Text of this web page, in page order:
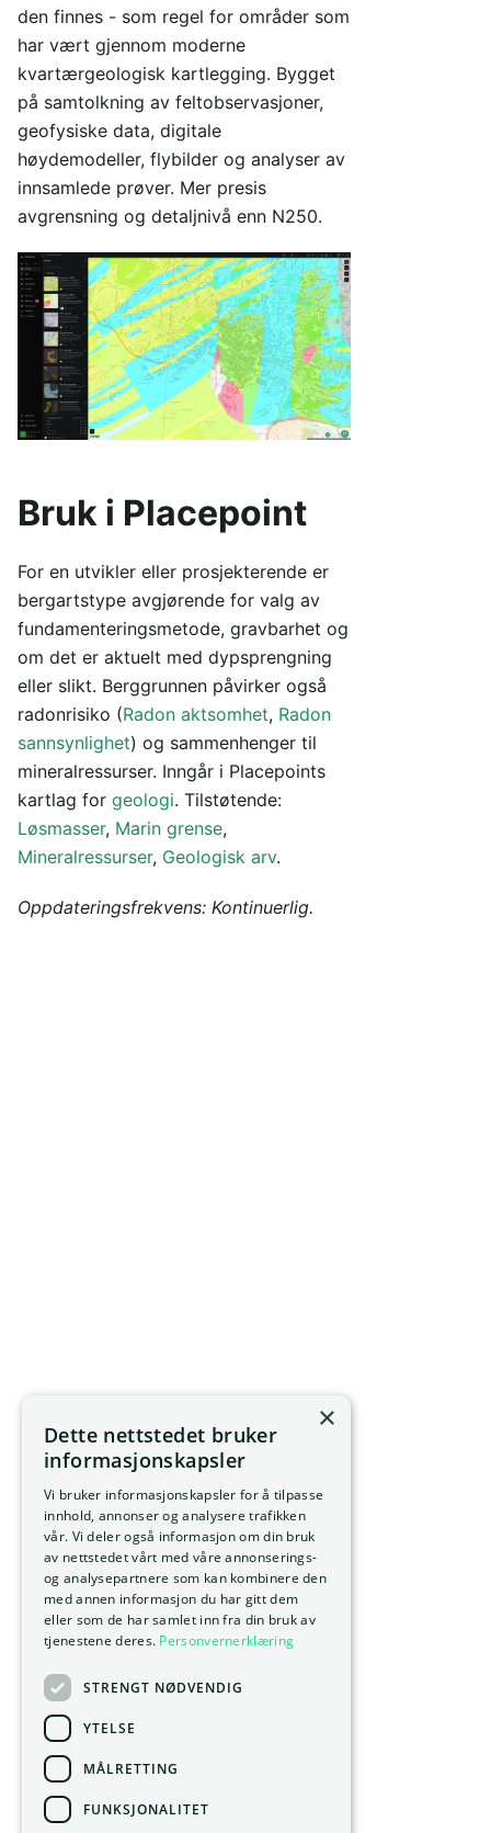
den finnes - som regel for områder som
har vært gjennom moderne
kvartærgeologisk kartlegging. Bygget
på samtolkning av feltobservasjoner,
geofysiske data, digitale
høydemodeller, flybilder og analyser av
innsamlede prøver. Mer presis
avgrensning og detaljnivå enn N250.
Bruk i Placepoint
For en utvikler eller prosjekterende er
bergartstype avgjørende for valg av
fundamenteringsmetode, gravbarhet og
om det er aktuelt med dypsprengning
eller slikt. Berggrunnen påvirker også
radonrisiko (Radon aktsomhet, Radon
sannsynlighet) og sammenhenger til
mineralressurser. Inngår i Placepoints
kartlag for geologi. Tilstøtende:
Løsmasser, Marin grense,
Mineralressurser, Geologisk arv.
Oppdateringsfrekvens: Kontinuerlig.
×
Dette nettstedet bruker
informasjonskapsler
Vi bruker informasjonskapsler for å tilpasse
innhold, annonser og analysere trafikken
vår. Vi deler også informasjon om din bruk
av nettstedet vårt med våre annonserings-
og analysepartnere som kan kombinere den
med annen informasjon du har gitt dem
eller som de har samlet inn fra din bruk av
tjenestene deres. Personvernerklæring
STRENGT NØDVENDIG
YTELSE
MÅLRETTING
FUNKSJONALITET